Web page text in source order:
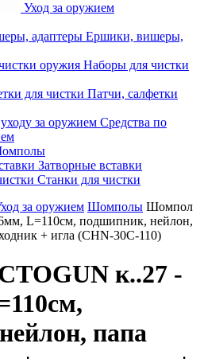
Уход за оружием
Ершики, вишеры,
Наборы для чистки
Патчи, салфетки
Средства по
Затворные вставки
Станки для чистки
за оружием Шомполы Шомпол
L=110см, подшипник, нейлон,
+ игла (CHN-30C-110)
к..27 -
папа